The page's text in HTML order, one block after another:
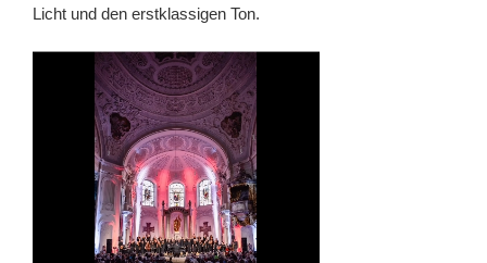
Licht und den erstklassigen Ton.